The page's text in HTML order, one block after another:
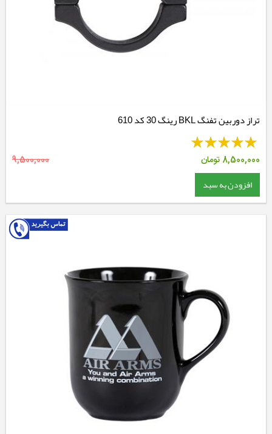
تراز دوربین تفنگ BKL رینگ 30 کد 610
8,500,000 تومان 9,500,000
افزودن به سبد